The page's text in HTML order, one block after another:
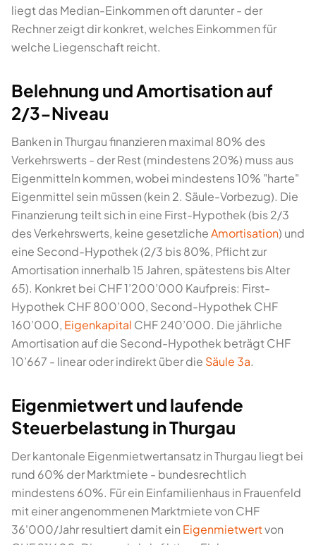
liegt das Median-Einkommen oft darunter - der
Rechner zeigt dir konkret, welches Einkommen für
welche Liegenschaft reicht.
Belehnung und Amortisation auf
2/3-Niveau
Banken in Thurgau finanzieren maximal 80% des
Verkehrswerts - der Rest (mindestens 20%) muss aus
Eigenmitteln kommen, wobei mindestens 10% "harte"
Eigenmittel sein müssen (kein 2. Säule-Vorbezug). Die
Finanzierung teilt sich in eine First-Hypothek (bis 2/3
des Verkehrswerts, keine gesetzlicheAmortisation) und
eine Second-Hypothek (2/3 bis 80%, Pflicht zur
Amortisation innerhalb 15 Jahren, spätestens bis Alter
65). Konkret bei CHF 1’200’000 Kaufpreis: First-
Hypothek CHF 800’000, Second-Hypothek CHF
160’000, Eigenkapital CHF 240’000. Die jährliche
Amortisation auf die Second-Hypothek beträgt CHF
10’667 - linear oder indirekt über die Säule 3a.
Eigenmietwert und laufende
Steuerbelastung in Thurgau
Der kantonale Eigenmietwertansatz in Thurgau liegt bei
rund 60% der Marktmiete - bundesrechtlich
mindestens 60%. Für ein Einfamilienhaus in Frauenfeld
mit einer angenommenen Marktmiete von CHF
36'000/Jahr resultiert damit ein Eigenmietwertvon